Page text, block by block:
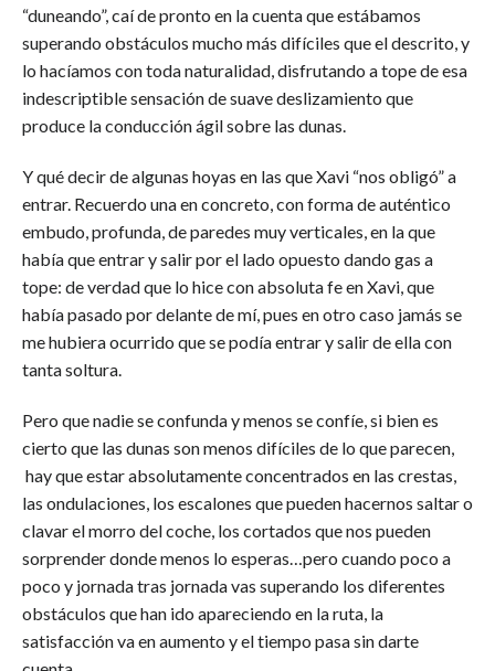
“duneando”, caí de pronto en la cuenta que estábamos
superando obstáculos mucho más difíciles que el descrito, y
lo hacíamos con toda naturalidad, disfrutando a tope de esa
indescriptible sensación de suave deslizamiento que
produce la conducción ágil sobre las dunas.
Y qué decir de algunas hoyas en las que Xavi “nos obligó” a
entrar. Recuerdo una en concreto, con forma de auténtico
embudo, profunda, de paredes muy verticales, en la que
había que entrar y salir por el lado opuesto dando gas a
tope: de verdad que lo hice con absoluta fe en Xavi, que
había pasado por delante de mí, pues en otro caso jamás se
me hubiera ocurrido que se podía entrar y salir de ella con
tanta soltura.
Pero que nadie se confunda y menos se confíe, si bien es
cierto que las dunas son menos difíciles de lo que parecen,
hay que estar absolutamente concentrados en las crestas,
las ondulaciones, los escalones que pueden hacernos saltar o
clavar el morro del coche, los cortados que nos pueden
sorprender donde menos lo esperas…pero cuando poco a
poco y jornada tras jornada vas superando los diferentes
obstáculos que han ido apareciendo en la ruta, la
satisfacción va en aumento y el tiempo pasa sin darte